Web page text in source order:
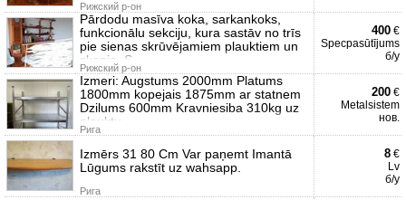
Рижский р-он
Pārdodu masīva koka, sarkankoks,
funkcionālu sekciju, kura sastāv no trīs
pie sienas skrūvējamiem plauktiem un
skapja. S
Рижский р-он
400 €
Specpasūtījums
б/у
Izmeri: Augstums 2000mm Platums
1800mm kopejais 1875mm ar statnem
Dzilums 600mm Kravniesiba 310kg uz
plauktu
Рига
200 €
Metalsistem
нов.
Izmērs 31 80 Cm Var paņemt Imantā
Lūgums rakstīt uz wahsapp.
Рига
8 €
Lv
б/у